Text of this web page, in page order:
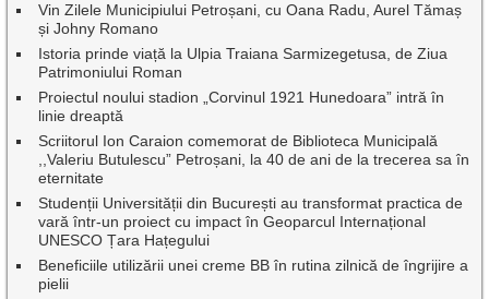
Vin Zilele Municipiului Petroșani, cu Oana Radu, Aurel Tămaș
și Johny Romano
Istoria prinde viață la Ulpia Traiana Sarmizegetusa, de Ziua
Patrimoniului Roman
Proiectul noului stadion „Corvinul 1921 Hunedoara” intră în
linie dreaptă
Scriitorul Ion Caraion comemorat de Biblioteca Municipală
,,Valeriu Butulescu” Petroșani, la 40 de ani de la trecerea sa în
eternitate
Studenții Universității din București au transformat practica de
vară într-un proiect cu impact în Geoparcul Internațional
UNESCO Țara Hațegului
Beneficiile utilizării unei creme BB în rutina zilnică de îngrijire a
pielii